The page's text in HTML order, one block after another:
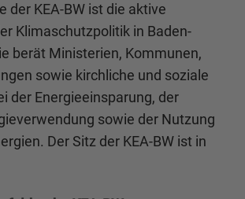
der KEA-BW ist die aktive
Klimaschutzpolitik in Baden-
berät Ministerien, Kommunen,
sowie kirchliche und soziale
der Energieeinsparung, der
sowie der Nutzung
Der Sitz der KEA-BW ist in